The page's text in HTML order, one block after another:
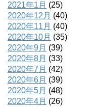
2021年1月 (25)
2020年12月 (40)
2020年11月 (40)
2020年10月 (35)
2020年9月 (39)
2020年8月 (33)
2020年7月 (42)
2020年6月 (39)
2020年5月 (48)
2020年4月 (26)